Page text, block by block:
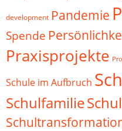
development Pandemie
Spende
Praxisprojekte
Schule im Aufbruch
Schulfamilie